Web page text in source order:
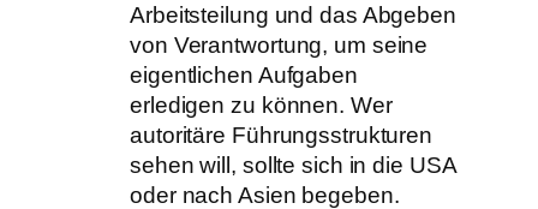
Arbeitsteilung und das Abgeben
von Verantwortung, um seine
eigentlichen Aufgaben
erledigen zu können. Wer
autoritäre Führungsstrukturen
sehen will, sollte sich in die USA
oder nach Asien begeben.